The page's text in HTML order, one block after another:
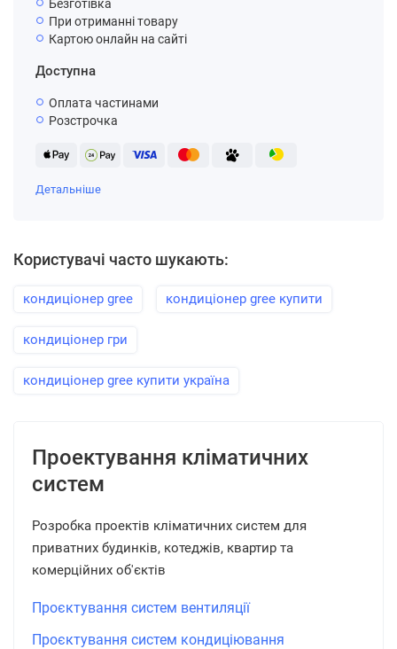
Безготівка
При отриманні товару
Картою онлайн на сайті
Доступна
Оплата частинами
Розстрочка
Детальніше
Користувачі часто шукають:
кондиціонер gree кондиціонер gree купити
кондиціонер гри
кондиціонер gree купити україна
Проектування кліматичних
систем
Розробка проектів кліматичних систем для
приватних будинків, котеджів, квартир та
комерційних об'єктів
Проєктування систем вентиляції
Проєктування систем кондиціювання